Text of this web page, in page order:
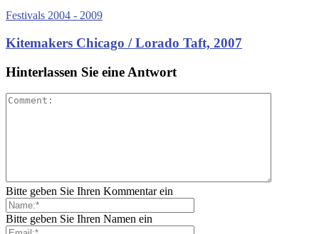
Festivals 2004 - 2009
Kitemakers Chicago / Lorado Taft, 2007
Hinterlassen Sie eine Antwort
Bitte geben Sie Ihren Kommentar ein
Bitte geben Sie Ihren Namen ein